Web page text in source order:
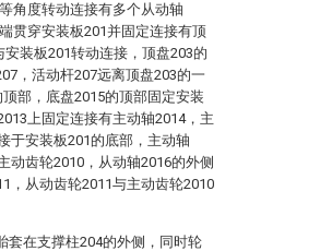
角度转动连接有多个从动轴
贯穿安装板201并固定连接有顶
装板201转动连接，顶盘203的
，活动杆207远离顶盘203的一
部，底盘2015的顶部固定安装
上固定连接有主动轴2014，主
于安装板201的底部，主动轴
动齿轮2010，从动轴2016的外侧
，从动齿轮2011与主动齿轮2010
套在支撑柱204的外侧，同时轮